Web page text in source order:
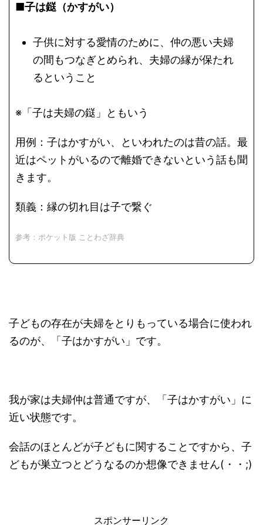
■子は鎹（かすがい）
子供に対する愛情のために、仲の悪い夫婦
の間もつなぎとめられ、夫婦の縁が保たれ
るということ
※「子は夫婦の鎹」ともいう
用例：子はかすがい、といわれたのは昔の話。最
近はペットがいるので離婚できないという話も聞
きます。
類義：縁の切れ目は子で繋ぐ
参考：ポケット版 ことわざ辞典
子どもの存在が夫婦をとりもっている場合に使われ
るのが、「子はかすがい」です。
我が家は夫婦仲は普通ですが、「子はかすがい」に
近い状態です。
会話のほとんどが子どもに関することですから、子
どもが巣立つとどうなるのか想像できません(・・;)
スポンサーリンク